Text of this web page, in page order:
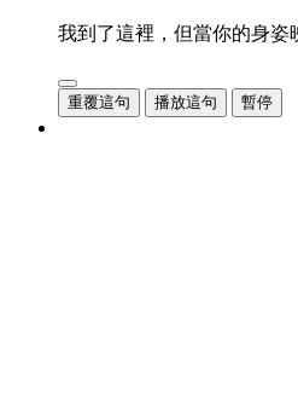
我到了這裡，但當你的身姿
重覆這句 播放這句 暫停